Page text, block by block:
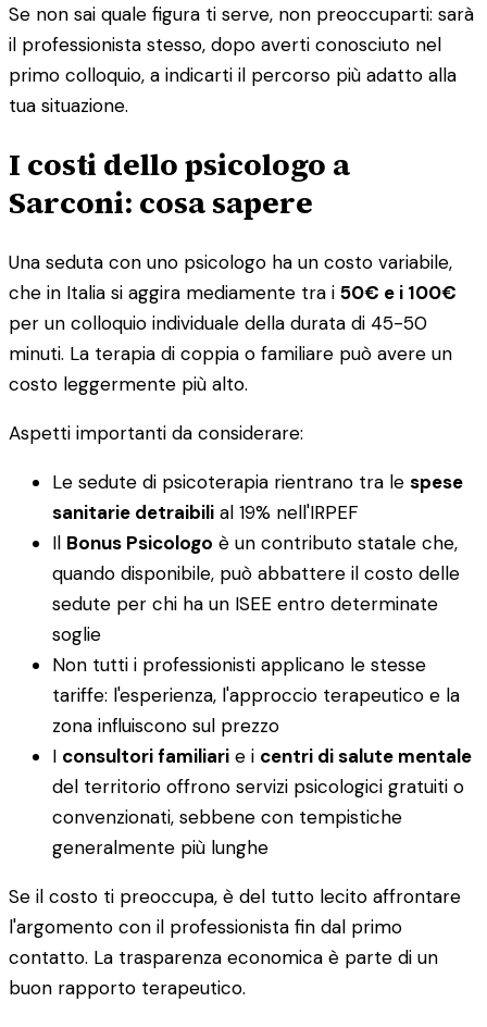
Se non sai quale figura ti serve, non preoccuparti: sarà
il professionista stesso, dopo averti conosciuto nel
primo colloquio, a indicarti il percorso più adatto alla
tua situazione.
I costi dello psicologo a
Sarconi: cosa sapere
Una seduta con uno psicologo ha un costo variabile,
che in Italia si aggira mediamente tra i 50€ e i 100€
per un colloquio individuale della durata di 45-50
minuti. La terapia di coppia o familiare può avere un
costo leggermente più alto.
Aspetti importanti da considerare:
Le sedute di psicoterapia rientrano tra le spese
sanitarie detraibili al 19% nell'IRPEF
Il Bonus Psicologo è un contributo statale che,
quando disponibile, può abbattere il costo delle
sedute per chi ha un ISEE entro determinate
soglie
Non tutti i professionisti applicano le stesse
tariffe: l'esperienza, l'approccio terapeutico e la
zona influiscono sul prezzo
I consultori familiari e i centri di salute mentale
del territorio offrono servizi psicologici gratuiti o
convenzionati, sebbene con tempistiche
generalmente più lunghe
Se il costo ti preoccupa, è del tutto lecito affrontare
l'argomento con il professionista fin dal primo
contatto. La trasparenza economica è parte di un
buon rapporto terapeutico.